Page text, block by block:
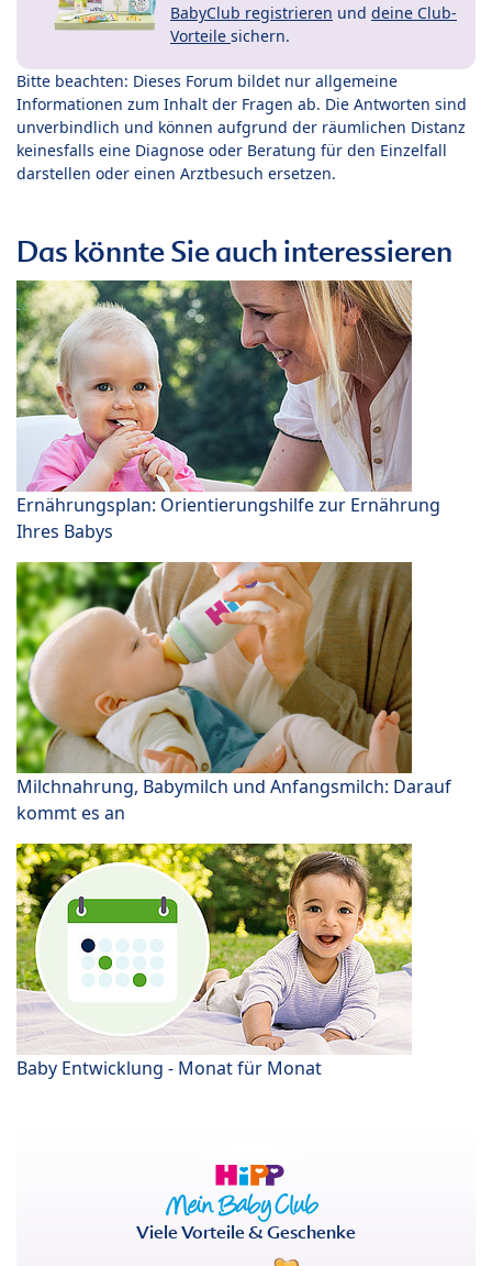
BabyClub registrieren und deine Club-
Vorteile sichern.
Bitte beachten: Dieses Forum bildet nur allgemeine
Informationen zum Inhalt der Fragen ab. Die Antworten sind
unverbindlich und können aufgrund der räumlichen Distanz
keinesfalls eine Diagnose oder Beratung für den Einzelfall
darstellen oder einen Arztbesuch ersetzen.
Das könnte Sie auch interessieren
Ernährungsplan: Orientierungshilfe zur Ernährung
Ihres Babys
Milchnahrung, Babymilch und Anfangsmilch: Darauf
kommt es an
Baby Entwicklung - Monat für Monat
Viele Vorteile & Geschenke